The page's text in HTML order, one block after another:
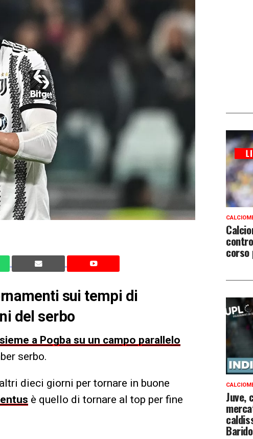
sui tempi di
del serbo
a Pogba su un campo parallelo
serbo.
dieci giorni per tornare in buone
è quello di tornare al top per fine
corso
Juve,